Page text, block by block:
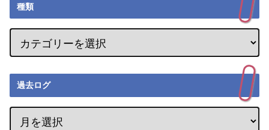
種類
過去ログ